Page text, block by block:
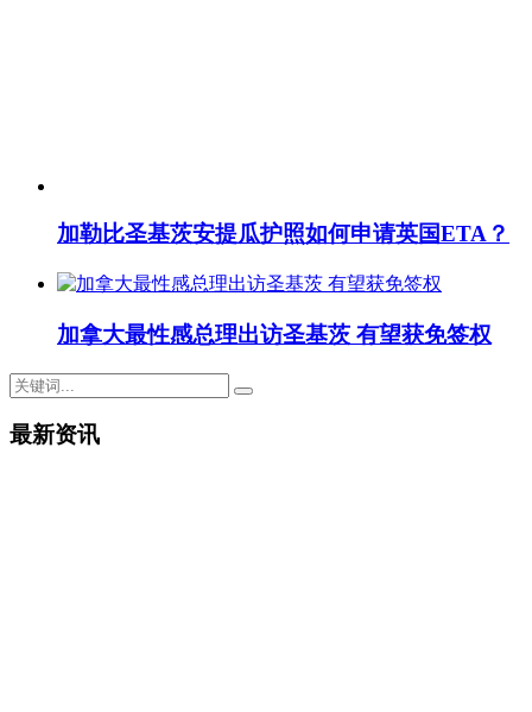
加勒比圣基茨安提瓜护照如何申请英国ETA？
加拿大最性感总理出访圣基茨 有望获免签权
最新资讯